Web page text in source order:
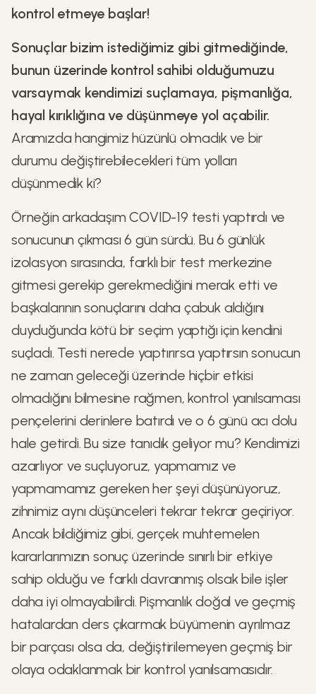
kontrol etmeye başlar!
Sonuçlar bizim istediğimiz gibi gitmediğinde,
bunun üzerinde kontrol sahibi olduğumuzu
varsaymak kendimizi suçlamaya, pişmanlığa,
hayal kırıklığına ve düşünmeye yol açabilir.
Aramızda hangimiz hüzünlü olmadık ve bir
durumu değiştirebilecekleri tüm yolları
düşünmedik ki?
Örneğin arkadaşım COVID-19 testi yaptırdı ve
sonucunun çıkması 6 gün sürdü. Bu 6 günlük
izolasyon sırasında, farklı bir test merkezine
gitmesi gerekip gerekmediğini merak etti ve
başkalarının sonuçlarını daha çabuk aldığını
duyduğunda kötü bir seçim yaptığı için kendini
suçladı. Testi nerede yaptırırsa yaptırsın sonucun
ne zaman geleceği üzerinde hiçbir etkisi
olmadığını bilmesine rağmen, kontrol yanılsaması
pençelerini derinlere batırdı ve o 6 günü acı dolu
hale getirdi. Bu size tanıdık geliyor mu? Kendimizi
azarlıyor ve suçluyoruz, yapmamız ve
yapmamamız gereken her şeyi düşünüyoruz,
zihnimiz aynı düşünceleri tekrar tekrar geçiriyor.
Ancak bildiğimiz gibi, gerçek muhtemelen
kararlarımızın sonuç üzerinde sınırlı bir etkiye
sahip olduğu ve farklı davranmış olsak bile işler
daha iyi olmayabilirdi. Pişmanlık doğal ve geçmiş
hatalardan ders çıkarmak büyümenin ayrılmaz
bir parçası olsa da, değiştirilemeyen geçmiş bir
olaya odaklanmak bir kontrol yanılsamasıdır.